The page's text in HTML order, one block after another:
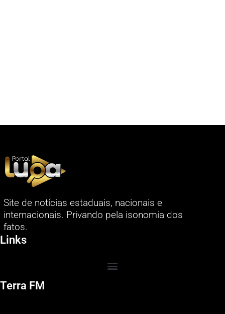
Site de notícias estaduais, nacionais e
internacionais. Privando pela isonomia dos
fatos.
Links
Terra FM